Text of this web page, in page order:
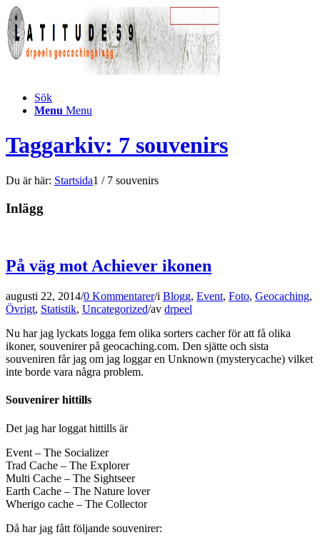
Sök
Menu Menu
Taggarkiv: 7 souvenirs
Du är här: Startsida1 / 7 souvenirs
Inlägg
På väg mot Achiever ikonen
augusti 22, 2014/0 Kommentarer/i Blogg, Event, Foto, Geocaching,
Övrigt, Statistik, Uncategorized/av drpeel
Nu har jag lyckats logga fem olika sorters cacher för att få olika
ikoner, souvenirer på geocaching.com. Den sjätte och sista
souveniren får jag om jag loggar en Unknown (mysterycache) vilket
inte borde vara några problem.
Souvenirer hittills
Det jag har loggat hittills är
Event – The Socializer
Trad Cache – The Explorer
Multi Cache – The Sightseer
Earth Cache – The Nature lover
Wherigo cache – The Collector
Då har jag fått följande souvenirer: